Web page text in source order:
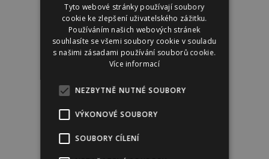
Reklama
Tyto webové stránky používají soubory
cookie ke zlepšení uživatelského zážitku.
Používáním našich webových stránek
souhlasíte se všemi soubory cookie v souladu
s našimi zásadami používání souborů cookie.
Více informací
NEZBYTNĚ NUTNÉ SOUBORY
VÝKONOVÉ SOUBORY
SOUBORY CÍLENÍ